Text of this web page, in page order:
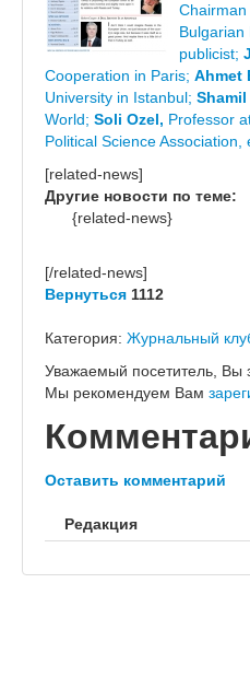
Bulgarian
publicist;
Cooperation in Paris; Ahmet
University in Istanbul;
World; Soli Ozel, Professor
Political Science Association,
[related-news]
Другие новости по теме:
{related-news}
[/related-news]
Вернуться 1112
Категория: Журнальный
Уважаемый посетитель, Вы
Мы рекомендуем Вам
Оставить комментарий
Редакция